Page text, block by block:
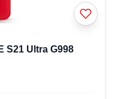
S21 Ultra G998